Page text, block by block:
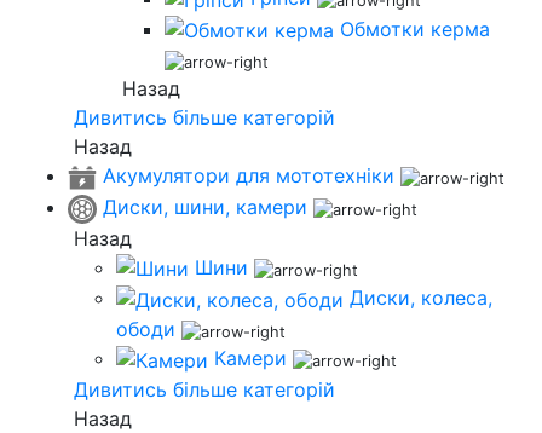
Обмотки керма
Назад
Дивитись більше категорій
Назад
Акумулятори для мототехніки
Диски, шини, камери
Назад
Шини
Диски, колеса,
ободи
Камери
Дивитись більше категорій
Назад